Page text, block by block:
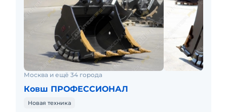
Москва и ещё 34 города
Ковш ПРОФЕССИОНАЛ
Новая техника